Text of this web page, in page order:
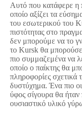
Αυτό που κατάφερε η
οποίο αξίζει τα
του εσωτερικού του
πιστότητας στο
δεν μπορούμε να το
το Kursk θα
πιο συμμαζεμένα να
οποίο ο παίκτης θα
πληροφορίες σχετικά
δυστύχημα. Ένα πιο
ύφος σίγουρα θα ήταν
ουσιαστικό υλικό